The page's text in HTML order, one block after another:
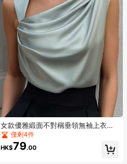
女款優雅緞面不對稱垂領無袖上衣，
飄逸時尚吊帶背心，適合上班與約
會，大尺碼休閒夏季穿搭
僅剩4件
HK$79.00